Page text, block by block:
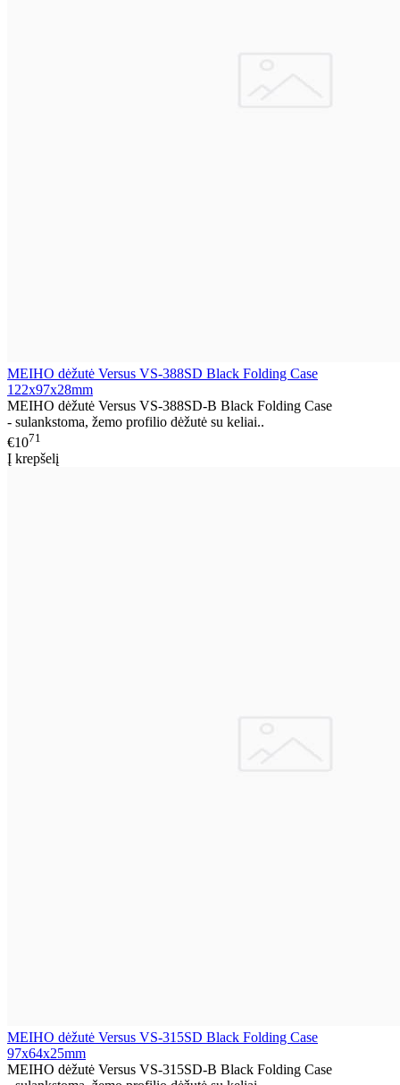
MEIHO dėžutė Versus VS-388SD Black Folding Case
122x97x28mm
MEIHO dėžutė Versus VS-388SD-B Black Folding Case
- sulankstoma, žemo profilio dėžutė su keliai..
€1071
Į krepšelį
MEIHO dėžutė Versus VS-315SD Black Folding Case
97x64x25mm
MEIHO dėžutė Versus VS-315SD-B Black Folding Case